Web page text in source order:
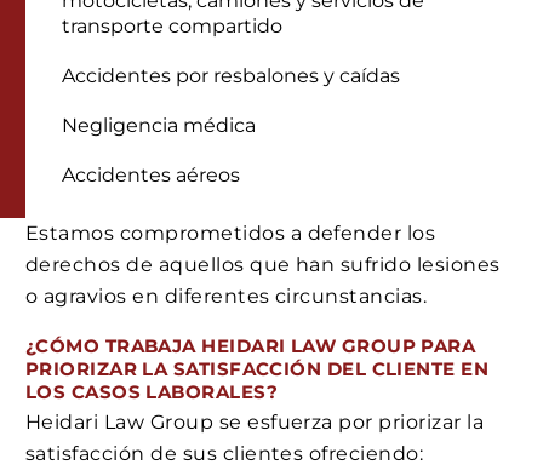
transporte compartido
Accidentes por resbalones y caídas
Negligencia médica
Accidentes aéreos
Estamos comprometidos a defender los
derechos de aquellos que han sufrido lesiones
o agravios en diferentes circunstancias.
¿CÓMO TRABAJA HEIDARI LAW GROUP PARA
PRIORIZAR LA SATISFACCIÓN DEL CLIENTE EN
LOS CASOS LABORALES?
Heidari Law Group se esfuerza por priorizar la
satisfacción de sus clientes ofreciendo: